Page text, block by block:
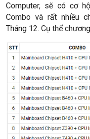
Computer, sẽ có cơ
Combo và rất nhiều
Tháng 12. Cụ thể